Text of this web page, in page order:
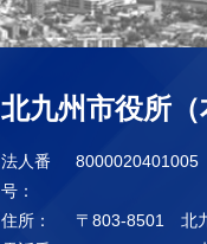
北九州市役所（
法人番
号：
8000020401005
住所：
〒803-8501 北